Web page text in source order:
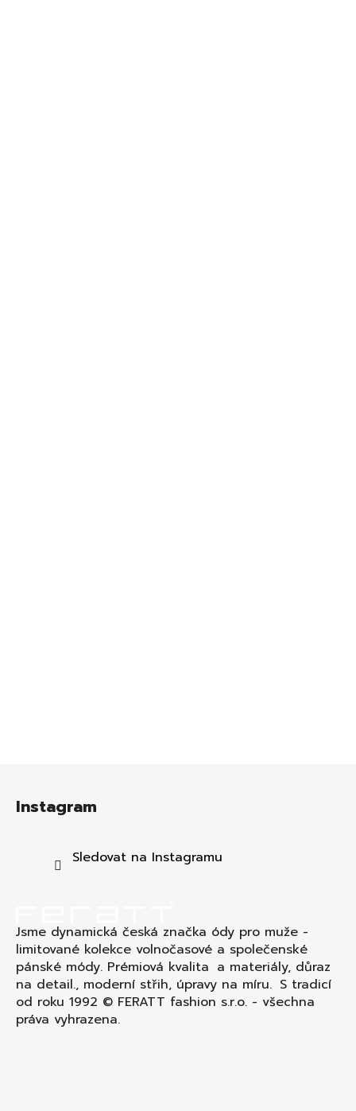
Instagram
Sledovat na Instagramu
Jsme dynamická česká značka ódy pro muže -
limitované kolekce volnočasové a společenské
pánské módy. Prémiová kvalita a materiály, důraz
na detail., moderní střih, úpravy na míru. S tradicí
od roku 1992 © FERATT fashion s.r.o. - všechna
práva vyhrazena.